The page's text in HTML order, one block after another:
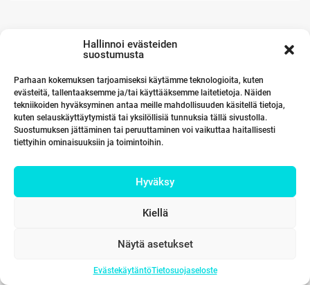
Hallinnoi evästeiden
suostumusta
Parhaan kokemuksen tarjoamiseksi käytämme teknologioita, kuten
evästeitä, tallentaaksemme ja/tai käyttääksemme laitetietoja. Näiden
tekniikoiden hyväksyminen antaa meille mahdollisuuden käsitellä tietoja,
kuten selauskäyttäytymistä tai yksilöllisiä tunnuksia tällä sivustolla.
Suostumuksen jättäminen tai peruuttaminen voi vaikuttaa haitallisesti
tiettyihin ominaisuuksiin ja toimintoihin.
Hyväksy
Kiellä
Näytä asetukset
EvästekäytäntöTietosuojaseloste